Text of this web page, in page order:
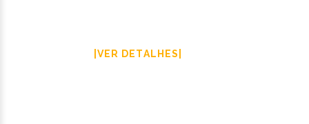
|VER DETALHES|